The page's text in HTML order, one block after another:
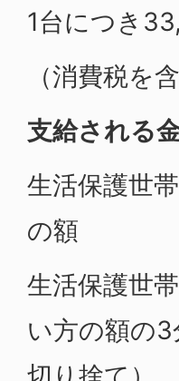
1台につき
（消費税を
支給される
生活保護世
の額
生活保護世
い方の額の